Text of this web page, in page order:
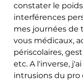
constater le
interférences
mes journées de
vous médicaux,
périscolaires,
etc. A l'inverse,
intrusions du pro